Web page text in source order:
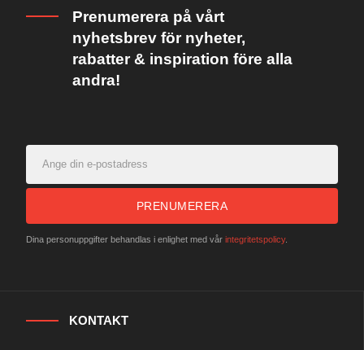
Prenumerera på vårt
nyhetsbrev för nyheter,
rabatter & inspiration före alla
andra!
PRENUMERERA
Dina personuppgifter behandlas i enlighet med vår integritetspolicy.
KONTAKT